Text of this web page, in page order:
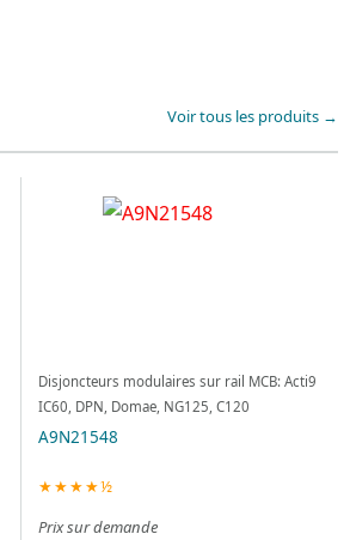
Voir tous les produits →
Disjoncteurs modulaires sur rail MCB: Acti9
IC60, DPN, Domae, NG125, C120
A9N21548
★★★★½
Prix sur demande